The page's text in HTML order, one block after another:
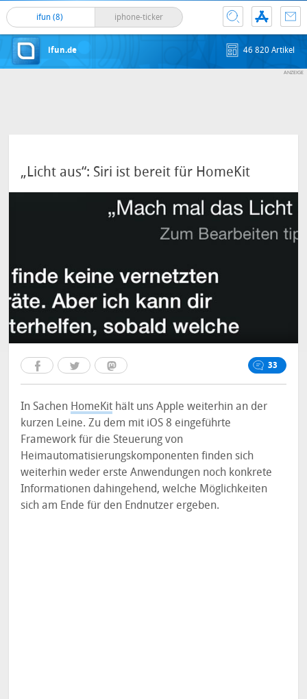
ifun (8) iphone-ticker
ifun.de 46 820 Artikel
„Licht aus“: Siri ist bereit für HomeKit
33
In Sachen HomeKit hält uns Apple weiterhin an der
kurzen Leine. Zu dem mit iOS 8 eingeführte
Framework für die Steuerung von
Heimautomatisierungskomponenten finden sich
weiterhin weder erste Anwendungen noch konkrete
Informationen dahingehend, welche Möglichkeiten
sich am Ende für den Endnutzer ergeben.